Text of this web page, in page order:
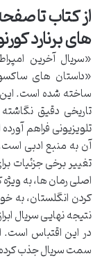
از کتاب تا
های برنارد
«سریال آخرین
ساخته شده است.
تاریخی دقیق
تلویزیونی فراهم
آن به منبع ادبی
تغییر برخی جزئیات
اصلی رمان ها، به
کردن انگلستان، به
نتیجه نهایی سریال
در این اقتباس است.
سمت سریال جذب کرده